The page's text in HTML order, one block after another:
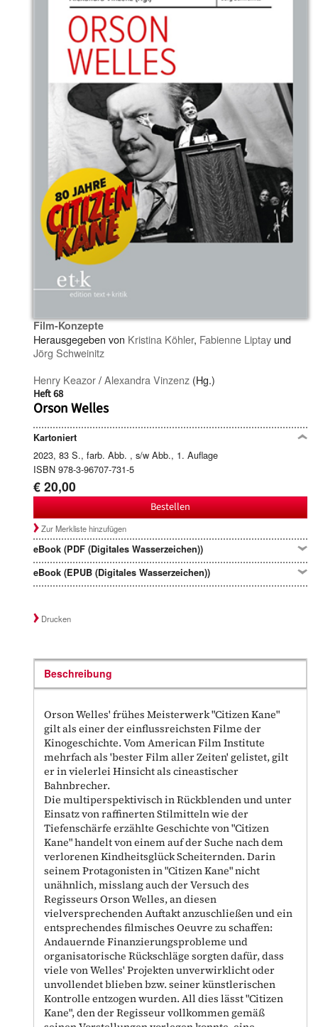
Film-Konzepte
Herausgegeben von Kristina Köhler, Fabienne Liptay und
Jörg Schweinitz
Henry Keazor/Alexandra Vinzenz (Hg.)
Heft 68
Orson Welles
Kartoniert
2023, 83 S., farb. Abb. , s/w Abb., 1. Auflage
ISBN 978-3-96707-731-5
€ 20,00
Bestellen
Zur Merkliste hinzufügen
eBook (PDF (Digitales Wasserzeichen))
eBook (EPUB (Digitales Wasserzeichen))
Drucken
Beschreibung
Orson Welles' frühes Meisterwerk "Citizen Kane"
gilt als einer der einflussreichsten Filme der
Kinogeschichte. Vom American Film Institute
mehrfach als 'bester Film aller Zeiten' gelistet, gilt
er in vielerlei Hinsicht als cineastischer
Bahnbrecher.
Die multiperspektivisch in Rückblenden und unter
Einsatz von raffinerten Stilmitteln wie der
Tiefenschärfe erzählte Geschichte von "Citizen
Kane" handelt von einem auf der Suche nach dem
verlorenen Kindheitsglück Scheiternden. Darin
seinem Protagonisten in "Citizen Kane" nicht
unähnlich, misslang auch der Versuch des
Regisseurs Orson Welles, an diesen
vielversprechenden Auftakt anzuschließen und ein
entsprechendes filmisches Oeuvre zu schaffen:
Andauernde Finanzierungsprobleme und
organisatorische Rückschläge sorgten dafür, dass
viele von Welles' Projekten unverwirklicht oder
unvollendet blieben bzw. seiner künstlerischen
Kontrolle entzogen wurden. All dies lässt "Citizen
Kane", den der Regisseur vollkommen gemäß